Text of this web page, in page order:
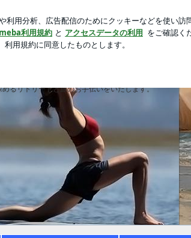
ス！
るリトリートと旅のお手伝いをいたします。